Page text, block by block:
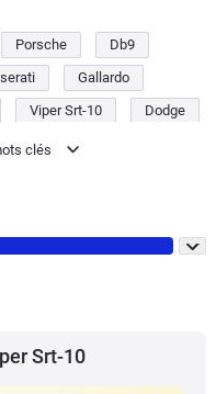
Porsche
Db9
Gallardo
Viper Srt-10
Dodge
Srt-10